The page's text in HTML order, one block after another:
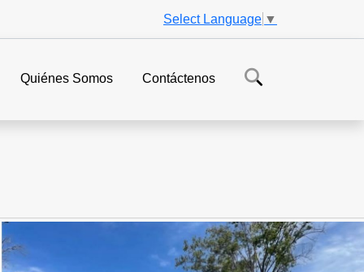
Select Language ▼
Quiénes Somos Contáctenos